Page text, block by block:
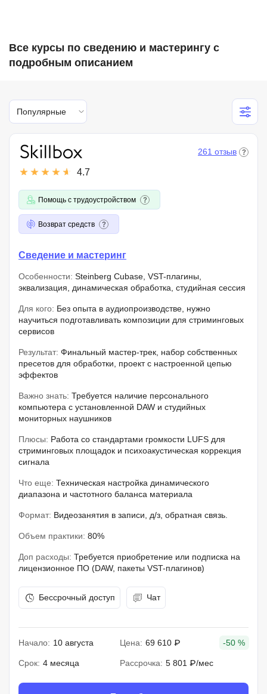
Все курсы по сведению и мастерингу с
подробным описанием
Популярные
4.7
261 отзыв
Помощь с трудоустройством
Возврат средств
Сведение и мастеринг
Особенности: Steinberg Cubase, VST-плагины,
эквализация, динамическая обработка, студийная сессия
Для кого: Без опыта в аудиопроизводстве, нужно
научиться подготавливать композиции для стриминговых
сервисов
Результат: Финальный мастер-трек, набор собственных
пресетов для обработки, проект с настроенной цепью
эффектов
Важно знать: Требуется наличие персонального
компьютера с установленной DAW и студийных
мониторных наушников
Плюсы: Работа со стандартами громкости LUFS для
стриминговых площадок и психоакустическая коррекция
сигнала
Что еще: Техническая настройка динамического
диапазона и частотного баланса материала
Формат: Видеозанятия в записи, д/з, обратная связь.
Объем практики: 80%
Доп расходы: Требуется приобретение или подписка на
лицензионное ПО (DAW, пакеты VST-плагинов)
Бессрочный доступ Чат
Начало: 10 августа Цена: 69 610 ₽ -50 %
Срок: 4 месяца Рассрочка: 5 801 ₽/мес